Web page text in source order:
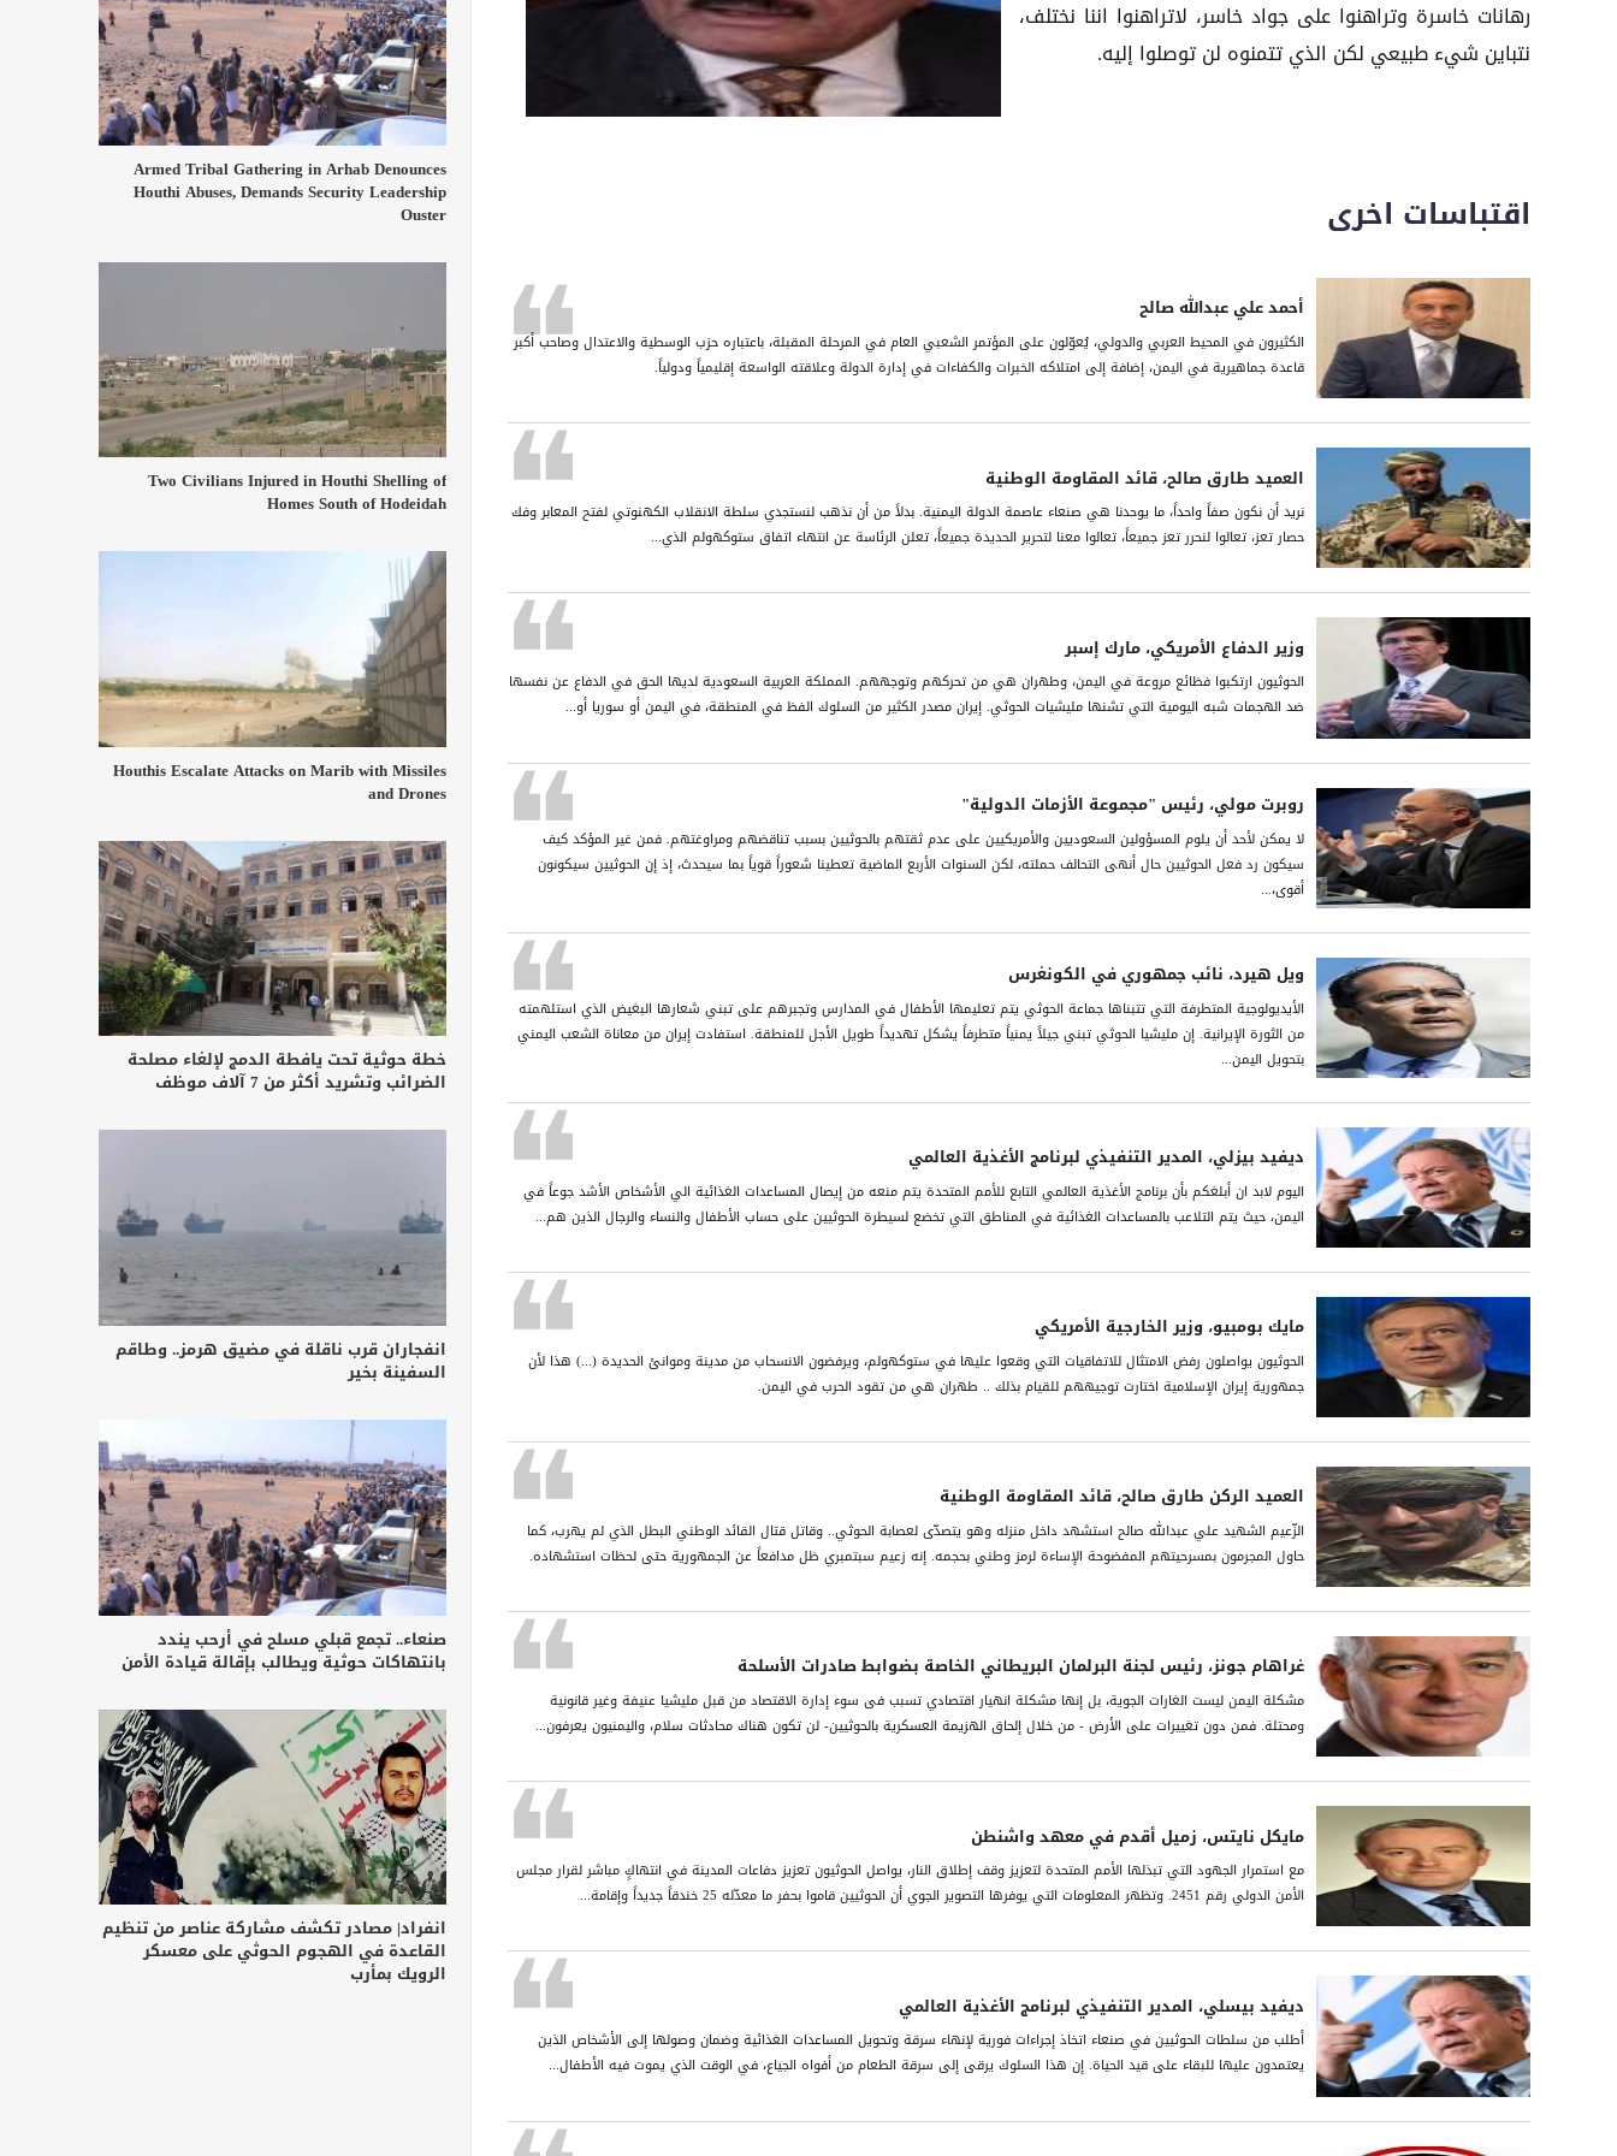
رهانات خاسرة وتراهنوا على جواد خاسر، لاتراهنوا اننا نختلف،
نتباين شيء طبيعي لكن الذي تتمنوه لن توصلوا إليه.
اقتباسات اخرى
أحمد علي عبدالله صالح
الكثيرون في المحيط العربي والدولي، يُعوّلون على المؤتمر الشعبي العام في المرحلة المقبلة، باعتباره حزب الوسطية والاعتدال وصاحب أكبر
قاعدة جماهيرية في اليمن، إضافة إلى امتلاكه الخبرات والكفاءات في إدارة الدولة وعلاقته الواسعة إقليمياً ودولياً.
العميد طارق صالح، قائد المقاومة الوطنية
نريد أن نكون صفاً واحداً، ما يوحدنا هي صنعاء عاصمة الدولة اليمنية. بدلاً من أن نذهب لنستجدي سلطة الانقلاب الكهنوتي لفتح المعابر وفك
حصار تعز، تعالوا لنحرر تعز جميعاً، تعالوا معنا لتحرير الحديدة جميعاً، تعلن الرئاسة عن انتهاء اتفاق ستوكهولم الذي...
وزير الدفاع الأمريكي، مارك إسبر
الحوثيون ارتكبوا فظائع مروعة في اليمن، وطهران هي من تحركهم وتوجههم. المملكة العربية السعودية لديها الحق في الدفاع عن نفسها
ضد الهجمات شبه اليومية التي تشنها مليشيات الحوثي. إيران مصدر الكثير من السلوك الفظ في المنطقة، في اليمن أو سوريا أو...
روبرت مولي، رئيس "مجموعة الأزمات الدولية"
لا يمكن لأحد أن يلوم المسؤولين السعوديين والأمريكيين على عدم ثقتهم بالحوثيين بسبب تناقضهم ومراوغتهم. فمن غير المؤكد كيف
سيكون رد فعل الحوثيين حال أنهى التحالف حملته، لكن السنوات الأربع الماضية تعطينا شعوراً قوياً بما سيحدث، إذ إن الحوثيين سيكونون
أقوى،...
ويل هيرد، نائب جمهوري في الكونغرس
الأيديولوجية المتطرفة التي تتبناها جماعة الحوثي يتم تعليمها الأطفال في المدارس وتجبرهم على تبني شعارها البغيض الذي استلهمته
من الثورة الإيرانية. إن مليشيا الحوثي تبني جيلاً يمنياً متطرفاً يشكل تهديداً طويل الأجل للمنطقة. استفادت إيران من معاناة الشعب اليمني
بتحويل اليمن...
ديفيد بيزلي، المدير التنفيذي لبرنامج الأغذية العالمي
اليوم لابد ان أبلغكم بأن برنامج الأغذية العالمي التابع للأمم المتحدة يتم منعه من إيصال المساعدات الغذائية الي الأشخاص الأشد جوعاً في
اليمن، حيث يتم التلاعب بالمساعدات الغذائية في المناطق التي تخضع لسيطرة الحوثيين على حساب الأطفال والنساء والرجال الذين هم...
مايك بومبيو، وزير الخارجية الأمريكي
الحوثيون يواصلون رفض الامتثال للاتفاقيات التي وقعوا عليها في ستوكهولم، ويرفضون الانسحاب من مدينة وموانئ الحديدة (...) هذا لأن
جمهورية إيران الإسلامية اختارت توجيههم للقيام بذلك .. طهران هي من تقود الحرب في اليمن.
العميد الركن طارق صالح، قائد المقاومة الوطنية
الزّعيم الشهيد علي عبدالله صالح استشهد داخل منزله وهو يتصدّى لعصابة الحوثي.. وقاتل قتال القائد الوطني البطل الذي لم يهرب، كما
حاول المجرمون بمسرحيتهم المفضوحة الإساءة لرمز وطني بحجمه. إنه زعيم سبتمبري ظل مدافعاً عن الجمهورية حتى لحظات استشهاده.
غراھام جونز، رئیس لجنة البرلمان البریطاني الخاصة بضوابط صادرات الأسلحة
مشكلة الیمن لیست الغارات الجویة، بل إنھا مشكلة انھیار اقتصادي تسبب فی سوء إدارة الاقتصاد من قبل ملیشیا عنیفة وغیر قانونیة
ومحتلة. فمن دون تغییرات على الأرض - من خلال إلحاق الھزیمة العسكریة بالحوثیین- لن تكون ھناك محادثات سلام، والیمنیون یعرفون...
مايكل نايتس، زميل أقدم في معهد واشنطن
مع استمرار الجهود التي تبذلها الأمم المتحدة لتعزيز وقف إطلاق النار، يواصل الحوثيون تعزيز دفاعات المدينة في انتهاكٍ مباشر لقرار مجلس
الأمن الدولي رقم 2451. وتظهر المعلومات التي يوفرها التصوير الجوي أن الحوثيين قاموا بحفر ما معدّله 25 خندقاً جديداً وإقامة...
ديفيد بيسلي، المدير التنفيذي لبرنامج الأغذية العالمي
أطلب من سلطات الحوثيين في صنعاء اتخاذ إجراءات فورية لإنهاء سرقة وتحويل المساعدات الغذائية وضمان وصولها إلى الأشخاص الذين
يعتمدون عليها للبقاء على قيد الحياة. إن هذا السلوك يرقى إلى سرقة الطعام من أفواه الجياع، في الوقت الذي يموت فيه الأطفال...
Armed Tribal Gathering in Arhab Denounces
Houthi Abuses, Demands Security Leadership
Ouster
Two Civilians Injured in Houthi Shelling of
Homes South of Hodeidah
Houthis Escalate Attacks on Marib with Missiles
and Drones
خطة حوثية تحت يافطة الدمج لإلغاء مصلحة
الضرائب وتشريد أكثر من 7 آلاف موظف
انفجاران قرب ناقلة في مضيق هرمز.. وطاقم
السفينة بخير
صنعاء.. تجمع قبلي مسلح في أرحب يندد
بانتهاكات حوثية ويطالب بإقالة قيادة الأمن
انفراد| مصادر تكشف مشاركة عناصر من تنظيم
القاعدة في الهجوم الحوثي على معسكر
الرويك بمأرب